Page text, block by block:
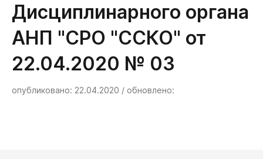
Дисциплинарного органа
АНП "СРО "ССКО" от
22.04.2020 № 03
опубликовано: 22.04.2020 / обновлено: